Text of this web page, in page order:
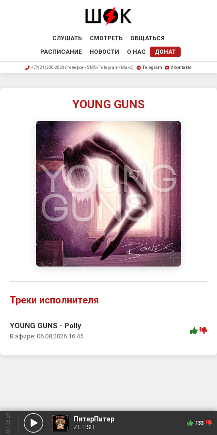
СЛУШАТЬ СМОТРЕТЬ
ОБЩАТЬСЯ
РАСПИСАНИЕ
НОВОСТИ О НАС ДОНАТ
+7(921)326-2020 (телефон/SMS/Telegram/Макс) Telegram VKontakte
YOUNG GUNS
Треки исполнителя
YOUNG GUNS - Polly
В эфире: 06.08.2026 16:45
:
07.08.26 ПитерПитер
ZE FISH
133